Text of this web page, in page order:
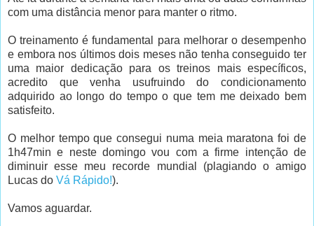
com uma distância menor para manter o ritmo.
O treinamento é fundamental para melhorar o desempenho
e embora nos últimos dois meses não tenha conseguido ter
uma maior dedicação para os treinos mais específicos,
acredito que venha usufruindo do condicionamento
adquirido ao longo do tempo o que tem me deixado bem
satisfeito.
O melhor tempo que consegui numa meia maratona foi de
1h47min e neste domingo vou com a firme intenção de
diminuir esse meu recorde mundial (plagiando o amigo
Lucas do Vá Rápido!).
Vamos aguardar.